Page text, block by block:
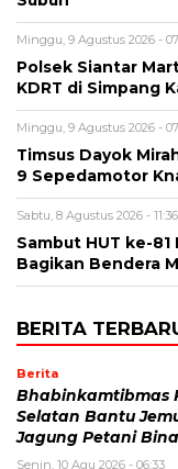
Minggu, 9 Agustus 2026 -
Polsek Siantar
KDRT di Simpang
Minggu, 9 Agustus 2026 -
Timsus Dayok
9 Sepedamotor
Sabtu, 8 Agustus 2026 - 11:36
Sambut HUT ke-
Bagikan Bendera
BERITA
Berita
Bhabinkamtibmas
Selatan Bantu
Jagung Petani
Senin, 10 Agu 2026 - 06:33